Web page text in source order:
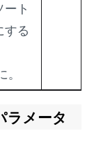
ート
する
。
ラメータ